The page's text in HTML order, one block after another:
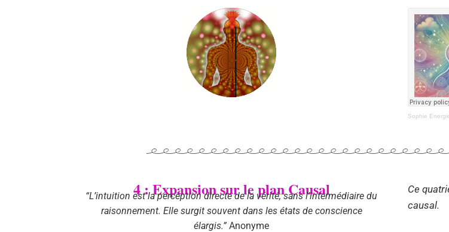
Sophie
4 : Expansion sur le plan Causal
“L’intuition est la perception directe de la vérité, sans l’intermédiaire du
raisonnement. Elle surgit souvent dans les états de conscience
élargis.” Anonyme
Ce
causal.